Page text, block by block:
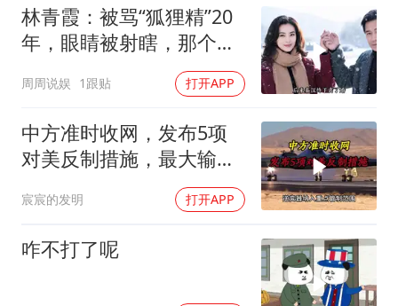
林青霞：被骂“狐狸精”20
年，眼睛被射瞎，那个男
人只问了一句“谁来出机票
钱？”
周周说娱 1跟贴 打开APP
中方准时收网，发布5项
对美反制措施，最大输家
宸宸的发明 打开APP
咋不打了呢